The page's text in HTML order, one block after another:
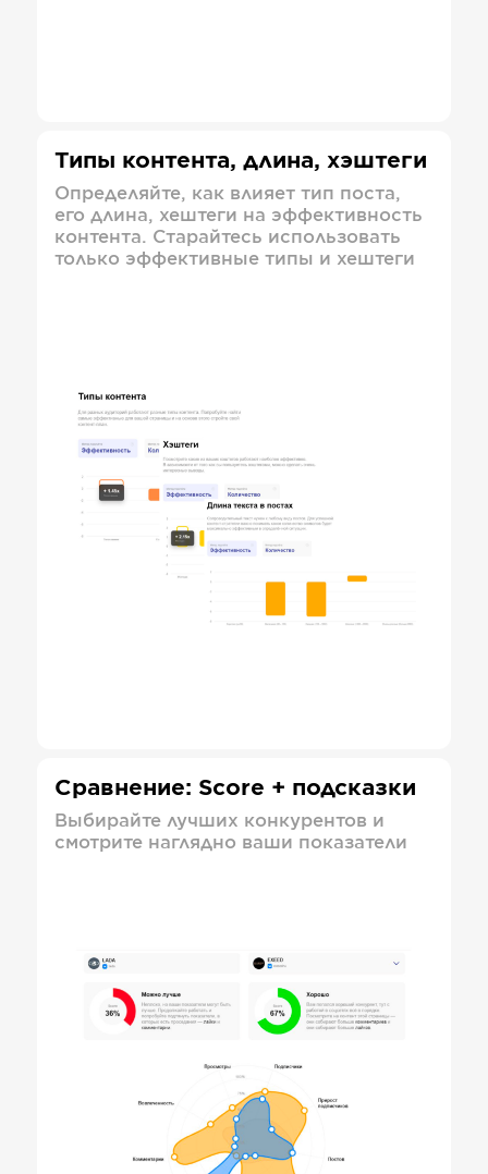
Типы контента, длина, хэштеги
Определяйте, как влияет тип поста,
его длина, хештеги на эффективность
контента. Старайтесь использовать
только эффективные типы и хештеги
Сравнение: Score + подсказки
Выбирайте лучших конкурентов и
смотрите наглядно ваши показатели